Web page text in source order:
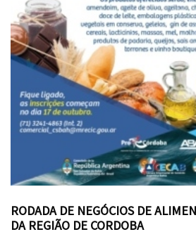
RODADA DE NEGÓCIOS DE
DA REGIÃO DE CORDOBA